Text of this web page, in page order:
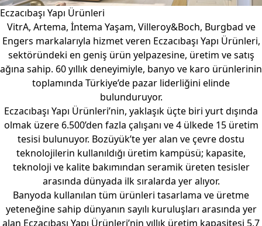
Eczacıbaşı Yapı Ürünleri
VitrA, Artema, İntema Yaşam, Villeroy&Boch, Burgbad ve
Engers markalarıyla hizmet veren Eczacıbaşı Yapı Ürünleri,
sektöründeki en geniş ürün yelpazesine, üretim ve satış
ağına sahip. 60 yıllık deneyimiyle, banyo ve karo ürünlerinin
toplamında Türkiye’de pazar liderliğini elinde
bulunduruyor.
Eczacıbaşı Yapı Ürünleri’nin, yaklaşık üçte biri yurt dışında
olmak üzere 6.500’den fazla çalışanı ve 4 ülkede 15 üretim
tesisi bulunuyor. Bozüyük’te yer alan ve çevre dostu
teknolojilerin kullanıldığı üretim kampüsü; kapasite,
teknoloji ve kalite bakımından seramik üreten tesisler
arasında dünyada ilk sıralarda yer alıyor.
Banyoda kullanılan tüm ürünleri tasarlama ve üretme
yeteneğine sahip dünyanın sayılı kuruluşları arasında yer
alan Eczacıbaşı Yapı Ürünleri’nin yıllık üretim kapasitesi 5,7